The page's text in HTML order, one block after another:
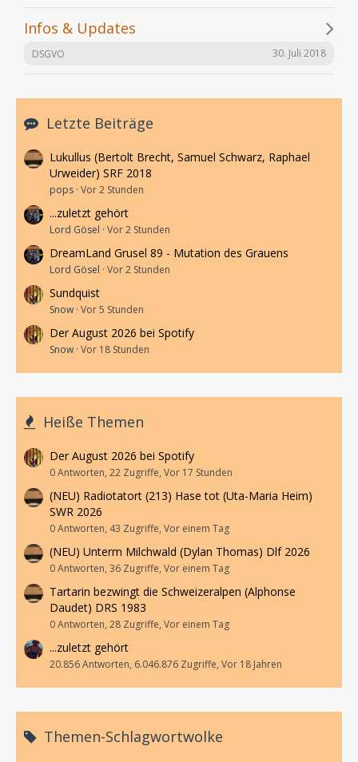
Infos & Updates
DSGVO 30. Juli 2018
Letzte Beiträge
Lukullus (Bertolt Brecht, Samuel Schwarz, Raphael
Urweider) SRF 2018
pops Vor 2 Stunden
...zuletzt gehört
Lord Gösel Vor 2 Stunden
DreamLand Grusel 89 - Mutation des Grauens
Lord Gösel Vor 2 Stunden
Sundquist
Snow Vor 5 Stunden
Der August 2026 bei Spotify
Snow Vor 18 Stunden
Heiße Themen
Der August 2026 bei Spotify
0 Antworten, 22 Zugriffe, Vor 17 Stunden
(NEU) Radiotatort (213) Hase tot (Uta-Maria Heim)
SWR 2026
0 Antworten, 43 Zugriffe, Vor einem Tag
(NEU) Unterm Milchwald (Dylan Thomas) Dlf 2026
0 Antworten, 36 Zugriffe, Vor einem Tag
Tartarin bezwingt die Schweizeralpen (Alphonse
Daudet) DRS 1983
0 Antworten, 28 Zugriffe, Vor einem Tag
...zuletzt gehört
20.856 Antworten, 6.046.876 Zugriffe, Vor 18 Jahren
Themen-Schlagwortwolke